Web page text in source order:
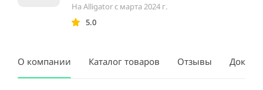
На Alligator с марта 2024 г.
5.0
О компании Каталог товаров Отзывы